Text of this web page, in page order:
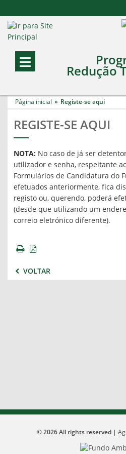
Redução
Página inicial Registe-se aqui
REGISTE-SE AQUI
NOTA: No caso de já ser
utilizador e senha, respeitante
Formulários de Candidatura do
efetuados anteriormente, fica
registo ou, querendo, poderá
(desde que utilizando um
correio eletrónico diferente).
VOLTAR
© 2026 All rights reserved |